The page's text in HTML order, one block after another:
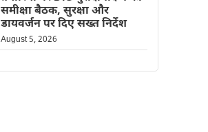
समीक्षा बैठक, सुरक्षा और
डायवर्जन पर दिए सख्त निर्देश
August 5, 2026